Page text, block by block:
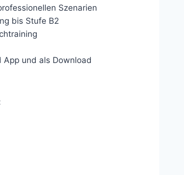
Szenarien
bis Stufe B2
und als Download